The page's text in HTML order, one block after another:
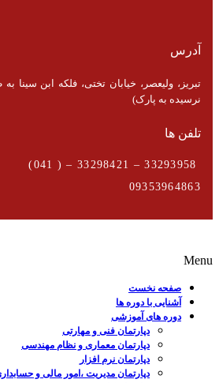
آدرس
نرسیده به پارک)
تلفن ها
09353964863
Menu
صفحه نخست
آشنایی با دوره ها
دوره های آموزشی
دپارتمان فنی و مهارتی
دپارتمان معماری و نظام مهندسی
دپارتمان نرم افزار
دپارتمان مدیریت ،امور مالی و حسابداری